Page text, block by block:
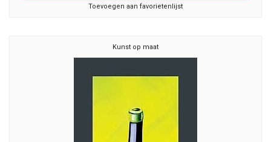
Toevoegen aan favorietenlijst
Kunst op maat